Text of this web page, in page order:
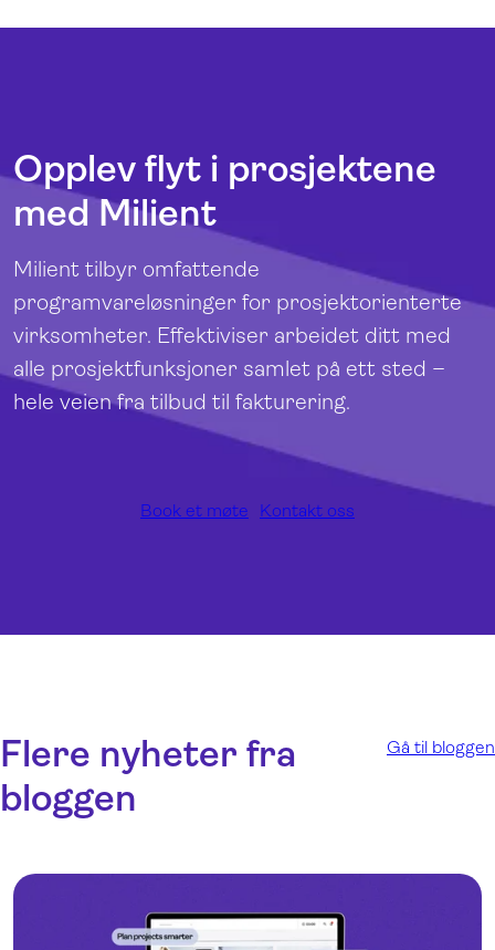
Opplev flyt i prosjektene
med Milient
Milient tilbyr omfattende
programvareløsninger for prosjektorienterte
virksomheter. Effektiviser arbeidet ditt med
alle prosjektfunksjoner samlet på ett sted –
hele veien fra tilbud til fakturering.
Book et møte Kontakt oss
Flere nyheter fra
bloggen
Gå til bloggen